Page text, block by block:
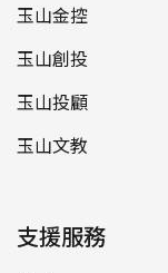
玉山金控
玉山創投
玉山投顧
玉山文教
支援服務